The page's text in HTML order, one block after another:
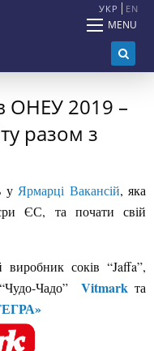
УКР EN
MENU
ОНЕУ 2019 –
разом з
уЯрмарці Вакансій, яка
ЄС, та почати свій
соків “Jaffa”,
“Чудо-Чадо”Vitmark та